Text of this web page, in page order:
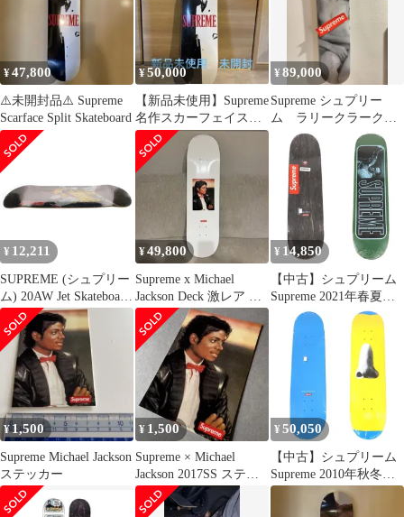
イズ8.25×32.125】【メ
¥47,800
⚠️未開封品⚠️ Supreme
Scarface Split Skateboard
¥50,000
【新品未使用】Supreme
名作スカーフェイス
スケートボード 正規
品17AW
¥89,000
Supreme シュプリー
ム ラリークラーク
スケボー スケートボ
ード
¥ 12,211
SUPREME (シュプリー
ム) 20AW Jet Skateboard
Deck ジェット アート
プリント スケートボー
ド デッキ ブラック
¥49,800
Supreme x Michael
Jackson Deck 激レア 希
少
¥ 14,850
【中古】シュプリーム
Supreme 2021年春夏
Miles Davis Skateboard
スケートボード デッキ
スケボー グリーン【サ
イズ8.375×32.125】
【メンズ】
¥1,500
Supreme Michael Jackson
ステッカー
¥ 1,500
Supreme × Michael
Jackson 2017SS ステッ
カー
¥ 50,050
【中古】シュプリーム
Supreme 2010年秋冬
John Baldessari Decks ス
ケートボード デッキ ス